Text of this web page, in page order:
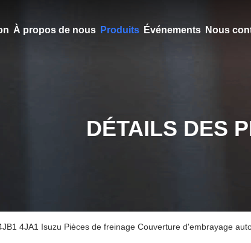
À propos de nous Produits Événements Nous
DÉTAILS DES
4JA1 Isuzu Pièces de freinage Couverture d'embrayage